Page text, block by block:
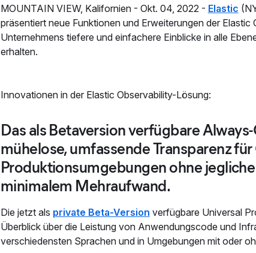
MOUNTAIN VIEW, Kalifornien - Okt. 04, 2022 - Elastic
präsentiert neue Funktionen und Erweiterungen der
Unternehmens tiefere und einfachere Einblicke in alle
erhalten.
Innovationen in der Elastic Observability-Lösung:
Das als Betaversion verfügbare
mühelose, umfassende Transparenz
Produktionsumgebungen ohne
minimalem Mehraufwand.
Die jetzt als private Beta-Version verfügbare Universal
Überblick über die Leistung von Anwendungscode und
verschiedensten Sprachen und in Umgebungen mit oder